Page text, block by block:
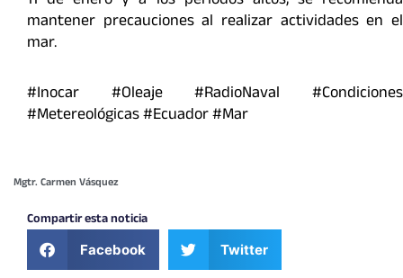
mantener precauciones al realizar actividades en el
mar.
#Inocar #Oleaje #RadioNaval #Condiciones
#Metereológicas #Ecuador #Mar
Mgtr. Carmen Vásquez
Compartir esta noticia
Facebook Twitter